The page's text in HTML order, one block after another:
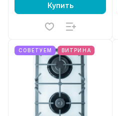
Купить
СОВЕТУЕМ ВИТРИНА